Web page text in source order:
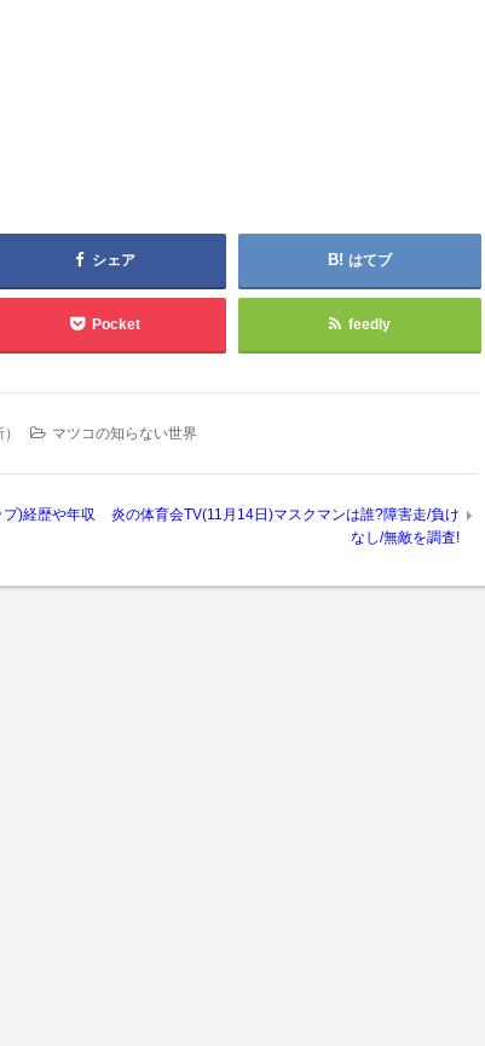
シェア はてブ
Pocket feedly
） マツコの知らない世界
)経歴や年収
炎の体育会TV(11月14日)マスクマンは誰?障害走/負け
なし/無敵を調査!